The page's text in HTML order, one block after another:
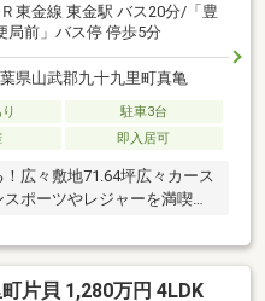
Ｒ東金線 東金駅 バス20分/「豊
局前」バス停 停歩5分
県山武郡九十九里町真亀
駐車3台
即入居可
広々敷地71.64坪広々カース
ポーツやレジャーを満喫で
片貝 1,280万円 4LDK